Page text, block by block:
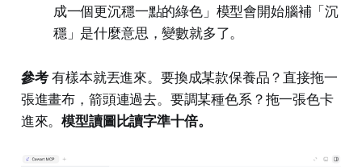
成一個更沉穩一點的綠色」模型會開始腦補「沉
穩」是什麼意思，變數就多了。
參考有樣本就丟進來。要換成某款保養品？直接拖一
張進畫布，箭頭連過去。要調某種色系？拖一張色卡
進來。模型讀圖比讀字準十倍。